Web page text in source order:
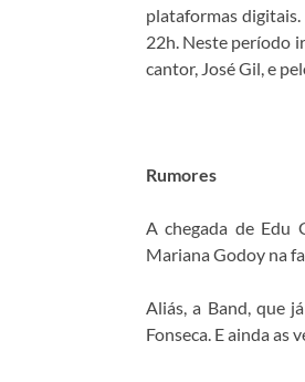
plataformas digitais.
22h. Neste período
cantor, José Gil, e
Rumores
A chegada de Edu
Mariana Godoy na
Aliás, a Band, que
Fonseca. E ainda as